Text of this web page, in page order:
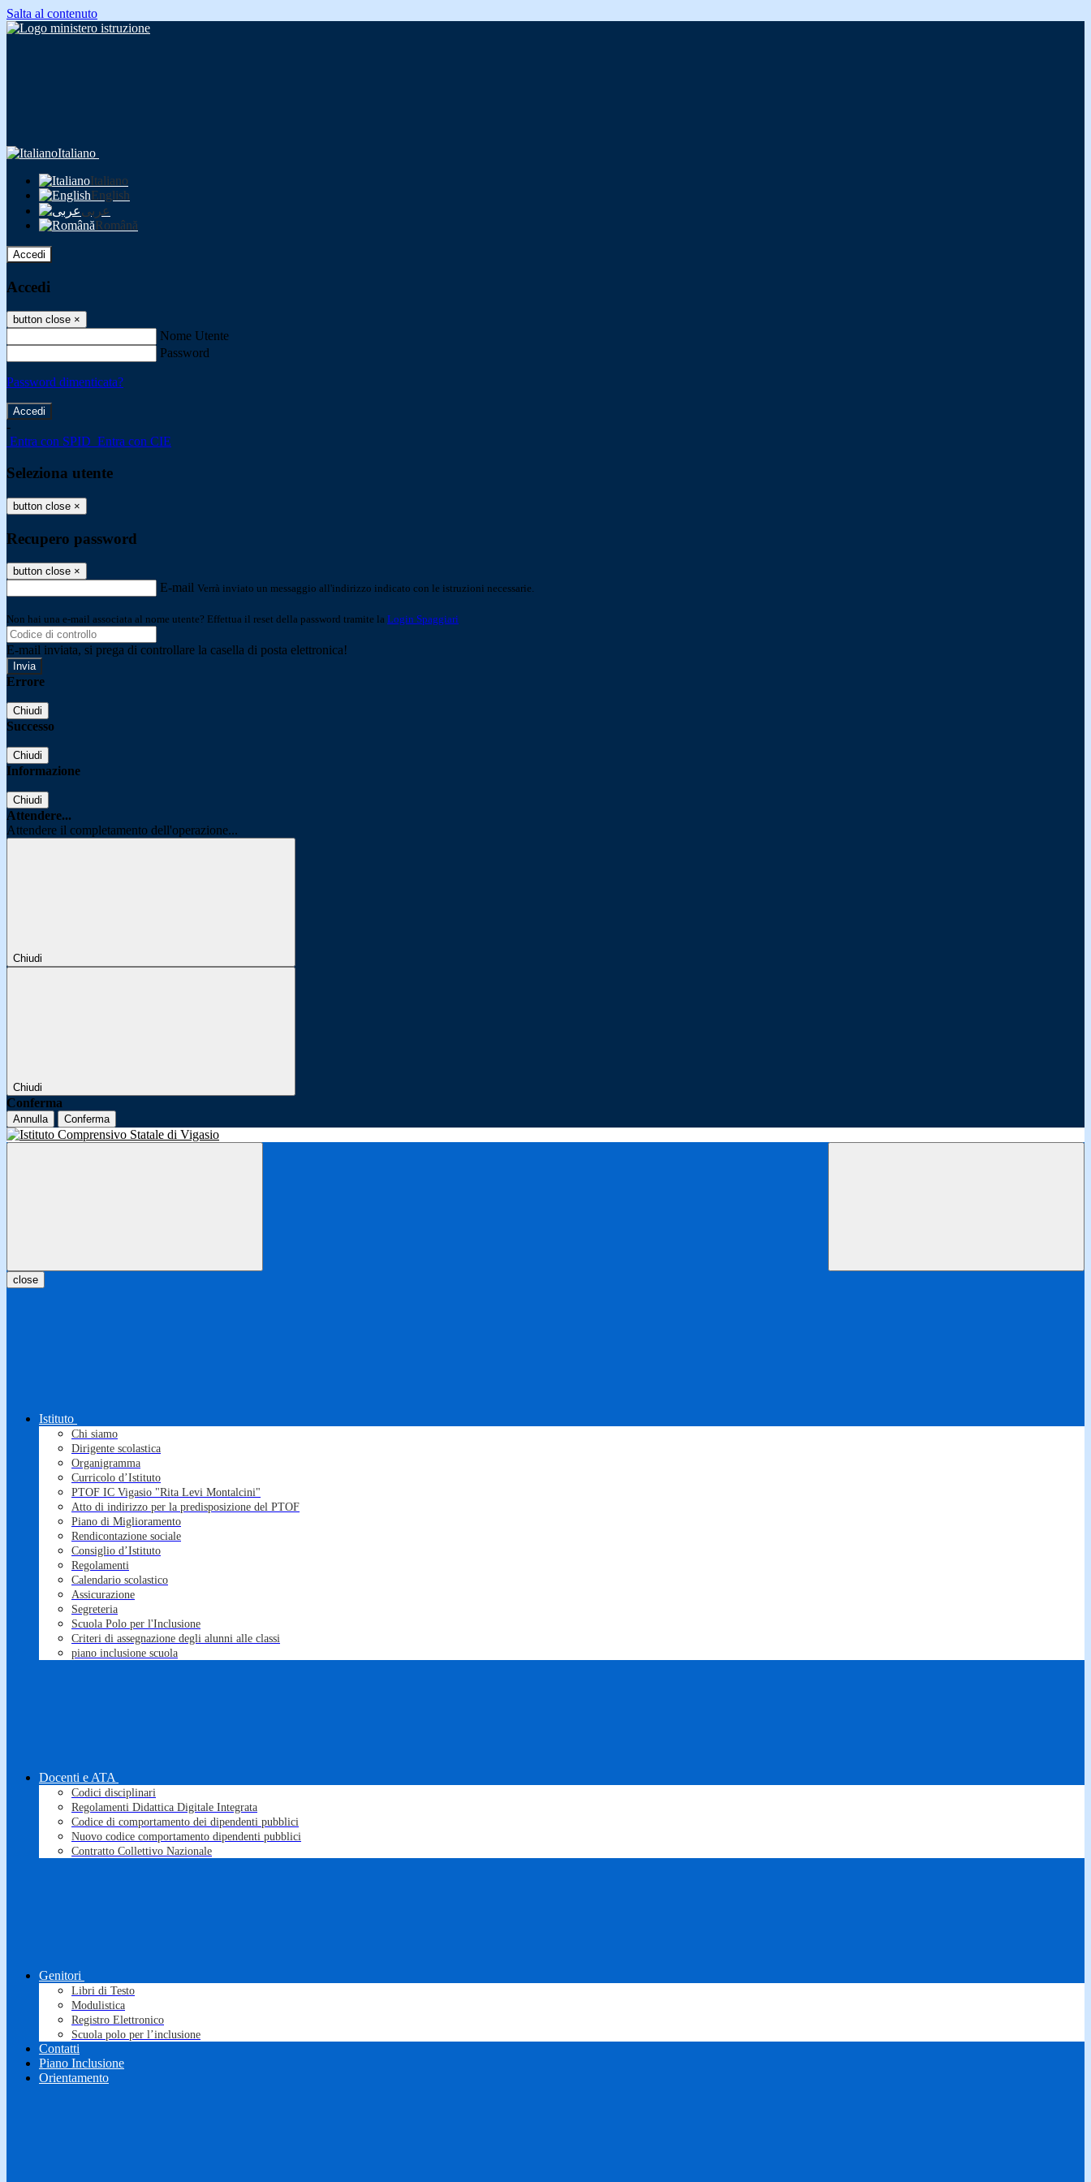
Salta al contenuto
Italiano
Italiano
English
عربى
Română
Accedi
Accedi
button close ×
Nome Utente
Password
Password dimenticata?
-
Entra con SPID Entra con CIE
Seleziona utente
button close ×
Recupero password
button close ×
E-mail Verrà inviato un messaggio all'indirizzo indicato con le istruzioni necessarie.
Non hai una e-mail associata al nome utente? Effettua il reset della password tramite la Login Spaggiari
E-mail inviata, si prega di controllare la casella di posta elettronica!
Errore
Chiudi
Successo
Chiudi
Informazione
Chiudi
Attendere...
Attendere il completamento dell'operazione...
Chiudi
Chiudi
Conferma
Annulla Conferma
close
Istituto
Chi siamo
Dirigente scolastica
Organigramma
Curricolo d’Istituto
PTOF IC Vigasio "Rita Levi Montalcini"
Atto di indirizzo per la predisposizione del PTOF
Piano di Miglioramento
Rendicontazione sociale
Consiglio d’Istituto
Regolamenti
Calendario scolastico
Assicurazione
Segreteria
Scuola Polo per l'Inclusione
Criteri di assegnazione degli alunni alle classi
piano inclusione scuola
Docenti e ATA
Codici disciplinari
Regolamenti Didattica Digitale Integrata
Codice di comportamento dei dipendenti pubblici
Nuovo codice comportamento dipendenti pubblici
Contratto Collettivo Nazionale
Genitori
Libri di Testo
Modulistica
Registro Elettronico
Scuola polo per l’inclusione
Contatti
Piano Inclusione
Orientamento